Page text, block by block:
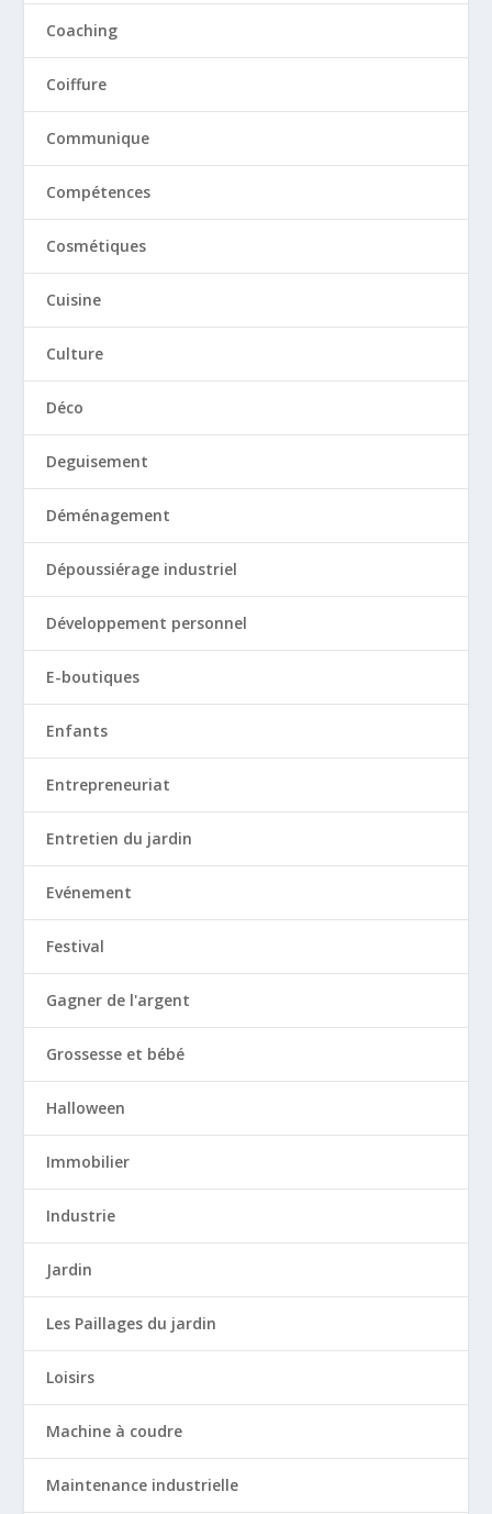
Coaching
Coiffure
Communique
Compétences
Cosmétiques
Cuisine
Culture
Déco
Deguisement
Déménagement
Dépoussiérage industriel
Développement personnel
E-boutiques
Enfants
Entrepreneuriat
Entretien du jardin
Evénement
Festival
Gagner de l'argent
Grossesse et bébé
Halloween
Immobilier
Industrie
Jardin
Les Paillages du jardin
Loisirs
Machine à coudre
Maintenance industrielle